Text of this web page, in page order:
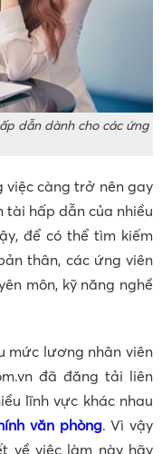
dẫn dành cho các ứng
việc càng trở nên gay
tài hấp dẫn của nhiều
để có thể tìm kiếm
thân, các ứng viên
môn, kỹ năng nghề
mức lương nhân viên
đã đăng tải liên
lĩnh vực khác nhau
văn phòng. Vì vậy
về việc làm này hãy